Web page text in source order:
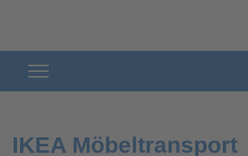
IKEA Möbeltransport